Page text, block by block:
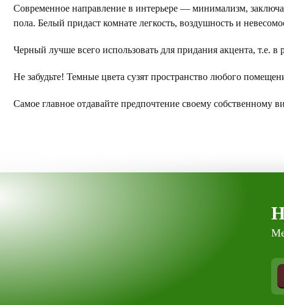
Современное направление в интерьере — минимализм,
пола. Белый придаст комнате легкость, воздушность и
Черный лучше всего использовать для придания акцента, т.е. в
Не забудьте! Темные цвета сузят пространство любого
Самое главное отдавайте предпочтение своему собственному